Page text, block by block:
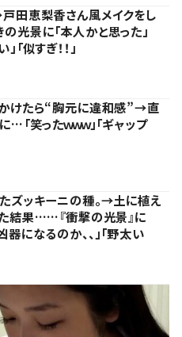
田恵梨香さん風メイクをし
景に「本人かと思った」
「似すぎ！！」
けたら“胸元に違和感”→直
「笑ったｗｗｗ」「ギャップ
ズッキーニの種。→土に植え
結果……『衝撃の光景』に
器になるのか、、」「野太い